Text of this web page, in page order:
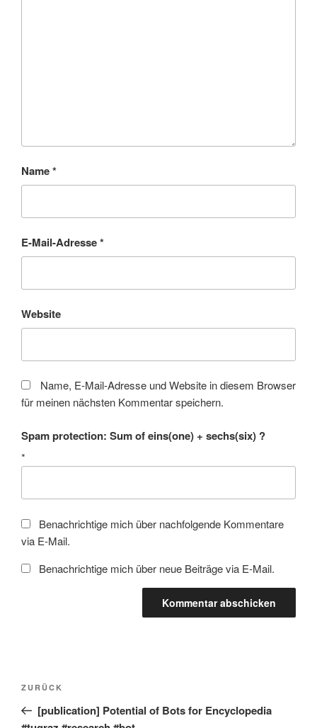
Name*
E-Mail-Adresse*
Website
Name, E-Mail-Adresse und Website in diesem Browser
für meinen nächsten Kommentar speichern.
Spam protection: Sum of eins(one) + sechs(six) ?
*
Benachrichtige mich über nachfolgende Kommentare
via E-Mail.
Benachrichtige mich über neue Beiträge via E-Mail.
Beitragsnavigation
Vorheriger
Beitrag
ZURÜCK
[publication] Potential of Bots for Encyclopedia